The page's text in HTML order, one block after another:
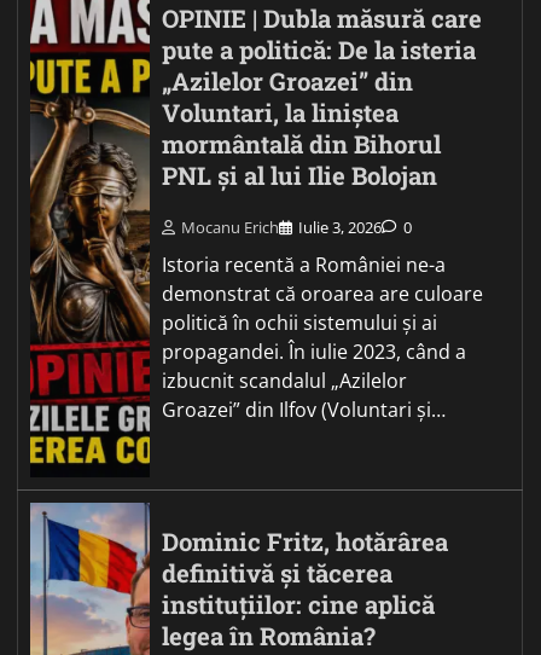
OPINIE | Dubla măsură care
pute a politică: De la isteria
„Azilelor Groazei” din
Voluntari, la liniștea
mormântală din Bihorul
PNL și al lui Ilie Bolojan
Mocanu Erich Iulie 3, 2026 0
Istoria recentă a României ne-a
demonstrat că oroarea are culoare
politică în ochii sistemului și ai
propagandei. În iulie 2023, când a
izbucnit scandalul „Azilelor
Groazei” din Ilfov (Voluntari și…
Dominic Fritz, hotărârea
definitivă și tăcerea
instituțiilor: cine aplică
legea în România?